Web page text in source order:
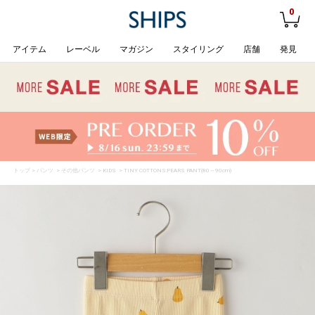
0
アイテム レーベル マガジン スタイリング 店舗 発見
トップ > パンツ > その他パンツ > KIDS > TINY COTTONS:PEARS PANT(80～90cm)